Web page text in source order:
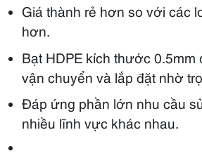
Giá thành rẻ hơn so với các
hơn.
Bạt HDPE kích thước 0.5mm
vận chuyển và lắp đặt nhờ
Đáp ứng phần lớn nhu cầu
nhiều lĩnh vực khác nhau.